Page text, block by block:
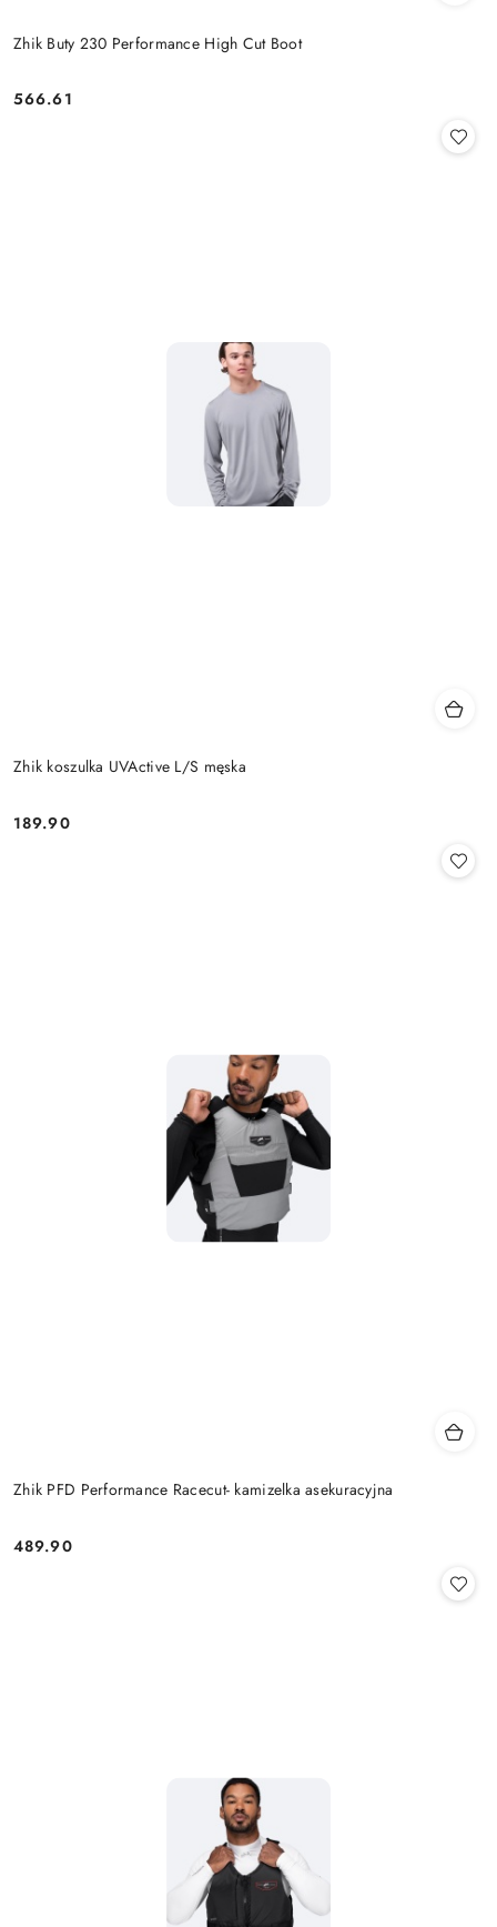
Zhik Buty 230 Performance High Cut Boot
Cena:
566.61
Zhik koszulka UVActive L/S męska
Cena:
189.90
Zhik PFD Performance Racecut- kamizelka asekuracyjna
Cena:
489.90